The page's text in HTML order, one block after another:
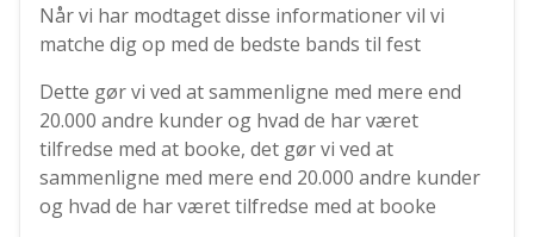
Når vi har modtaget disse informationer vil vi
matche dig op med de bedste bands til fest
Dette gør vi ved at sammenligne med mere end
20.000 andre kunder og hvad de har været
tilfredse med at booke, det gør vi ved at
sammenligne med mere end 20.000 andre kunder
og hvad de har været tilfredse med at booke